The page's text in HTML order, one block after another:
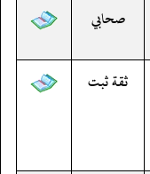
صحابي
ثقة ثبت